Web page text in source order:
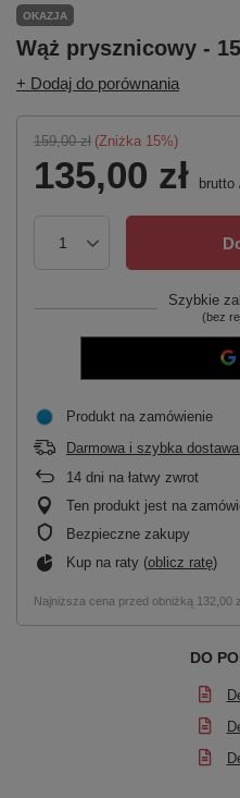
OKAZJA
Wąż prysznicowy -
+ Dodaj do porównania
159,00 zł (Zniżka 15%)
135,00 zł brutto
Szybkie
(bez
Produkt na zamówienie
Darmowa i szybka dostawa
14 dni na łatwy zwrot
Ten produkt jest na
Bezpieczne zakupy
Kup na raty (oblicz ratę)
Najniższa cena przed obniżką 132,00
DO